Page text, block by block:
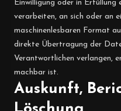
Einwilligung oder in
verarbeiten, an sich oder an
maschinenlesbaren Format
direkte Übertragung der
Verantwortlichen verlangen,
machbar ist.
Auskunft,